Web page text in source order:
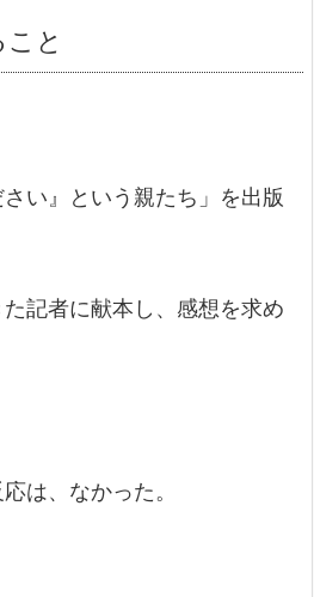
と
さい』という親たち」を出版
記者に献本し、感想を求め
は、なかった。